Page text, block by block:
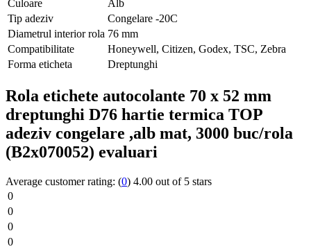
Culoare
Alb
Tip adeziv
Congelare -20C
Diametrul interior rola 76 mm
Compatibilitate
Honeywell, Citizen, Godex, TSC, Zebra
Forma eticheta
Dreptunghi
Rola etichete autocolante 70 x 52 mm
dreptunghi D76 hartie termica TOP
adeziv congelare ,alb mat, 3000 buc/rola
(B2x070052) evaluari
Average customer rating: (0) 4.00 out of 5 stars
0
0
0
0